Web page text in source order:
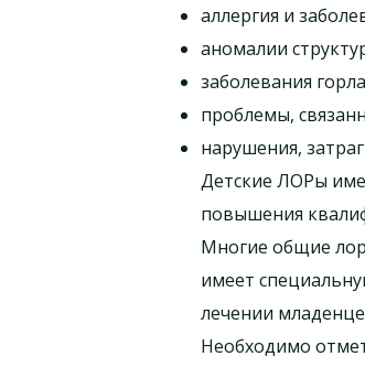
аллергия и
аномалии
заболевания
проблемы,
нарушения,
Детские ЛОРы
повышения
Многие общие
имеет
лечении
Необходимо